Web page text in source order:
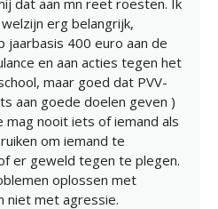
erg belangrijk,
jaarbasis 400 euro aan de
en aan acties tegen het
maar goed dat PVV-
aan goede doelen geven )
mag nooit iets of iemand als
om iemand te
er geweld tegen te plegen.
oplossen met
niet met agressie.